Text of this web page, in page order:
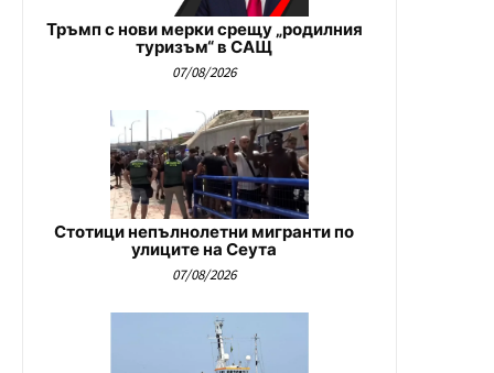
Тръмп с нови мерки срещу „родилния
туризъм“ в САЩ
07/08/2026
Стотици непълнолетни мигранти по
улиците на Сеута
07/08/2026